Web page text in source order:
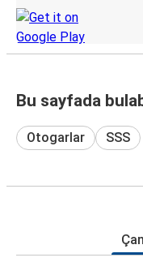
Bu sayfada
Otogarlar SSS